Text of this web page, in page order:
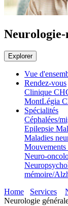
Explorer
Vue
Rendez-vous
Clinique
MontLégia
Spécialités
Céphalées/
Epilepsie
Maladies
Mouvements
Neuro-
mémoire/
Home
Services
Neurologie